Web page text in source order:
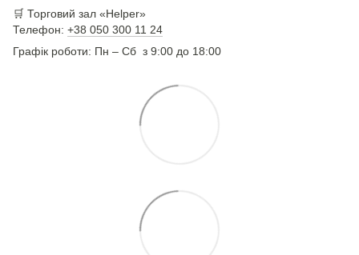
🛒 Торговий зал «Helper»
Телефон: +38 050 300 11 24
Графік роботи: Пн – Сб з 9:00 до 18:00